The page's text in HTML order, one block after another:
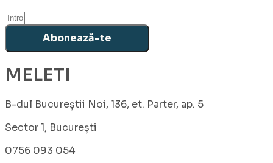
Abonează-te
MELETI
B-dul Bucureștii Noi, 136, et. Parter, ap. 5
Sector 1, București
0756 093 054